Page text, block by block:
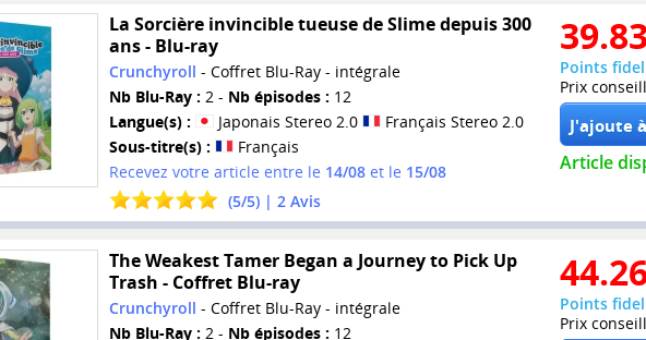
La Sorcière invincible tueuse de Slime depuis 300
ans - Blu-ray
Crunchyroll - Coffret Blu-Ray - intégrale
Nb Blu-Ray : 2 - Nb épisodes : 12
Langue(s) :
Japonais Stereo 2.0
Français Stereo 2.0
Sous-titre(s) :
Français
Recevez votre article entre le 14/08et le 15/08
(5/5) | 2Avis
39.83
Points
Prix
Article
The Weakest Tamer Began a Journey to Pick Up
Trash - Coffret Blu-ray
Crunchyroll - Coffret Blu-Ray - intégrale
Nb Blu-Ray : 2 - Nb épisodes : 12
Points
Prix